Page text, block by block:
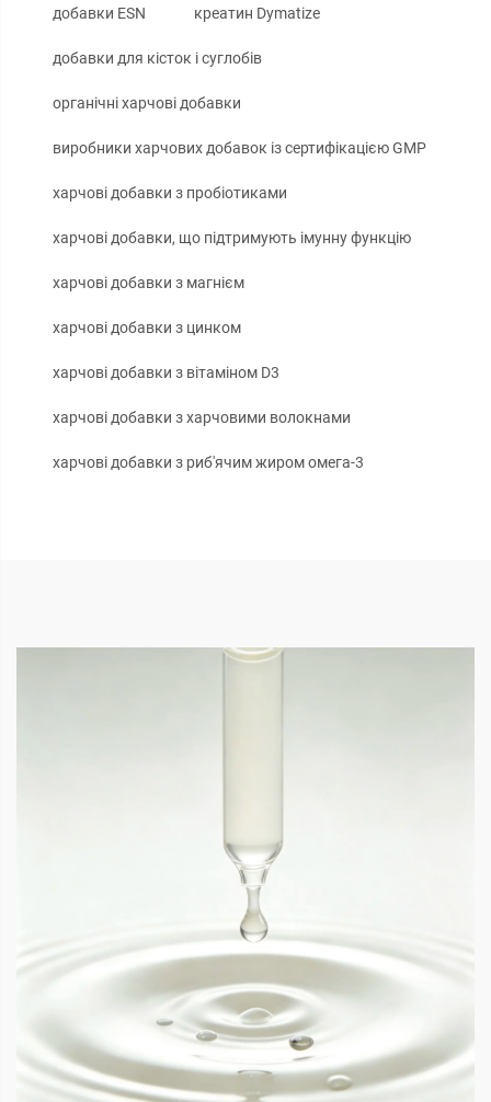
добавки ESN креатин Dymatize
добавки для кісток і суглобів
органічні харчові добавки
виробники харчових добавок із сертифікацією GMP
харчові добавки з пробіотиками
харчові добавки, що підтримують імунну функцію
харчові добавки з магнієм
харчові добавки з цинком
харчові добавки з вітаміном D3
харчові добавки з харчовими волокнами
харчові добавки з риб'ячим жиром омега-3